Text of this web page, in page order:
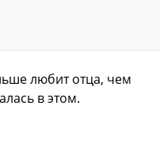
любит отца, чем
в этом.